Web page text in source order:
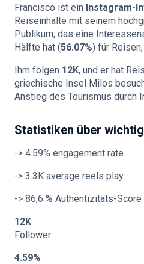
Francisco ist ein Instagram-
Reiseinhalte mit seinem
Publikum, das eine
Hälfte hat (56.07%) für
Ihm folgen 12K, und er hat
griechische Insel Milos
Anstieg des Tourismus durch
Statistiken über
-> 4.59% engagement rate
-> 3.3K average reels play
-> 86,6 % Authentizitäts-
12K
Follower
4.59%